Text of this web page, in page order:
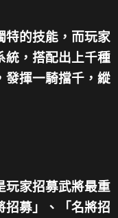
特的技能，而玩家
統，搭配出上千種
發揮一騎擋千，縱
玩家招募武將最重
招募」、「名將招